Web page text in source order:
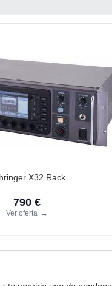
X32 Rack
790 €
Ver oferta →